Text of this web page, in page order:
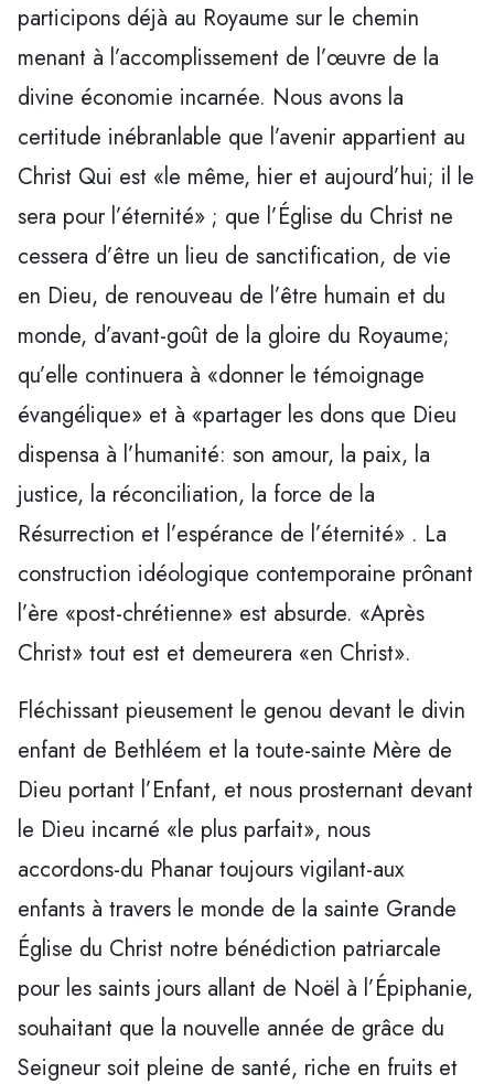
participons déjà au Royaume sur le chemin
menant à l’accomplissement de l’œuvre de la
divine économie incarnée. Nous avons la
certitude inébranlable que l’avenir appartient au
Christ Qui est «le même, hier et aujourd’hui; il le
sera pour l’éternité» ; que l’Église du Christ ne
cessera d’être un lieu de sanctification, de vie
en Dieu, de renouveau de l’être humain et du
monde, d’avant-goût de la gloire du Royaume;
qu’elle continuera à «donner le témoignage
évangélique» et à «partager les dons que Dieu
dispensa à l’humanité: son amour, la paix, la
justice, la réconciliation, la force de la
Résurrection et l’espérance de l’éternité» . La
construction idéologique contemporaine prônant
l’ère «post-chrétienne» est absurde. «Après
Christ» tout est et demeurera «en Christ».
Fléchissant pieusement le genou devant le divin
enfant de Bethléem et la toute-sainte Mère de
Dieu portant l’Enfant, et nous prosternant devant
le Dieu incarné «le plus parfait», nous
accordons-du Phanar toujours vigilant-aux
enfants à travers le monde de la sainte Grande
Église du Christ notre bénédiction patriarcale
pour les saints jours allant de Noël à l’Épiphanie,
souhaitant que la nouvelle année de grâce du
Seigneur soit pleine de santé, riche en fruits et